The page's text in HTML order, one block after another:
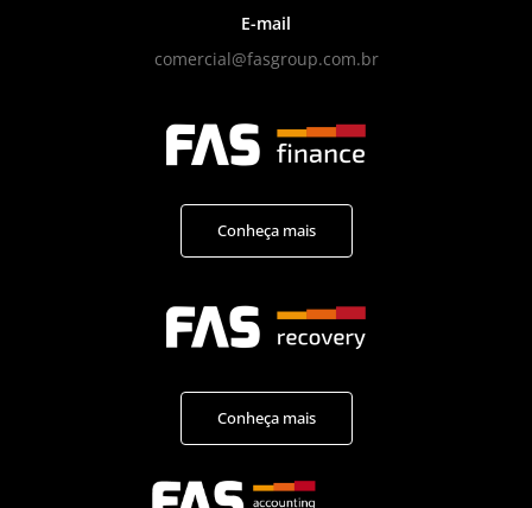
E-mail
comercial@fasgroup.com.br
Conheça mais
Conheça mais